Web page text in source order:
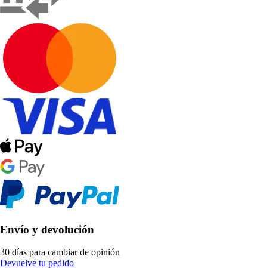
Envío y devolución
30 días para cambiar de opinión
Devuelve tu pedido